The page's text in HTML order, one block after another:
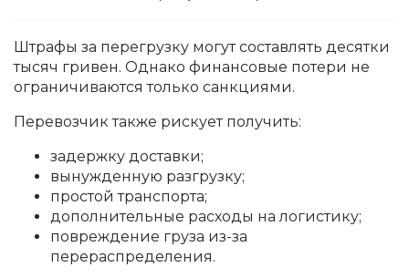
Штрафы за перегрузку могут составлять десятки
тысяч гривен. Однако финансовые потери не
ограничиваются только санкциями.
Перевозчик также рискует получить:
задержку доставки;
вынужденную разгрузку;
простой транспорта;
дополнительные расходы на логистику;
повреждение груза из-за
перераспределения.